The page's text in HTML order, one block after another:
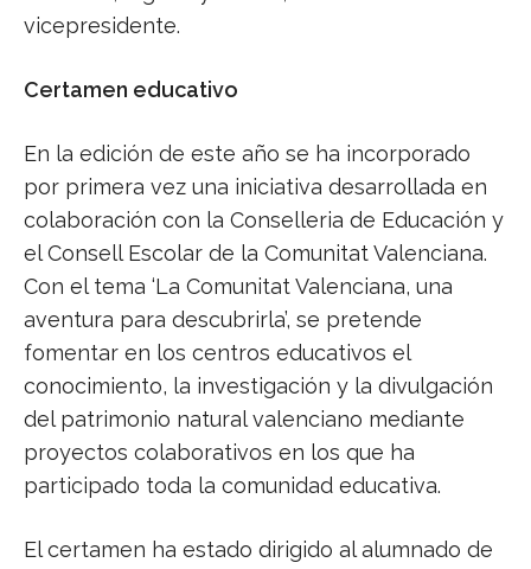
vicepresidente.
Certamen educativo
En la edición de este año se ha incorporado
por primera vez una iniciativa desarrollada en
colaboración con la Conselleria de Educación y
el Consell Escolar de la Comunitat Valenciana.
Con el tema ‘La Comunitat Valenciana, una
aventura para descubrirla’, se pretende
fomentar en los centros educativos el
conocimiento, la investigación y la divulgación
del patrimonio natural valenciano mediante
proyectos colaborativos en los que ha
participado toda la comunidad educativa.
El certamen ha estado dirigido al alumnado de